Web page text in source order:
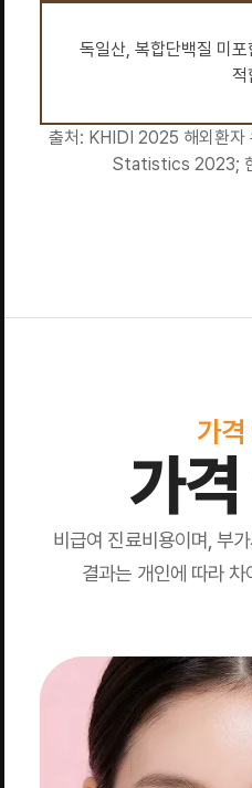
독일산, 복합단백질 미
적
출처: KHIDI 2025 해외환
Statistics 2023;
가격
가
비급여 진료비용이며, 부
결과는 개인에 따라